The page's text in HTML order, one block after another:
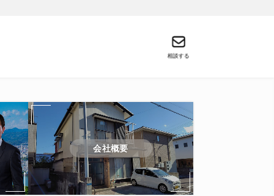
相談する
会社概要